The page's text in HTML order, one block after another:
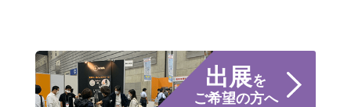
出展を
ご希望の方へ